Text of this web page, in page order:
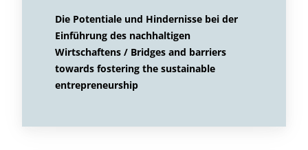
Die Potentiale und Hindernisse bei der
Einführung des nachhaltigen
Wirtschaftens / Bridges and barriers
towards fostering the sustainable
entrepreneurship